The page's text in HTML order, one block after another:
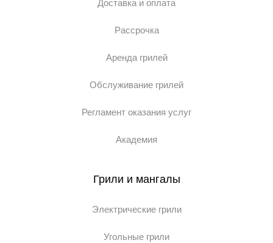
Доставка и оплата
Рассрочка
Аренда грилей
Обслуживание грилей
Регламент оказания услуг
Академия
Грили и мангалы
Электрические грили
Угольные грили